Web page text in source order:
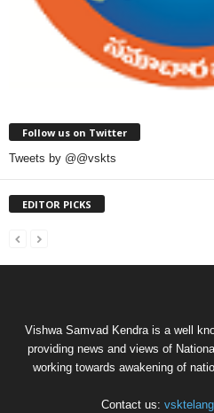
Follow us on Twitter
Tweets by @@vskts
EDITOR PICKS
Vishwa Samvad Kendra is a well
providing news and views of
working towards awakening of
Contact us: